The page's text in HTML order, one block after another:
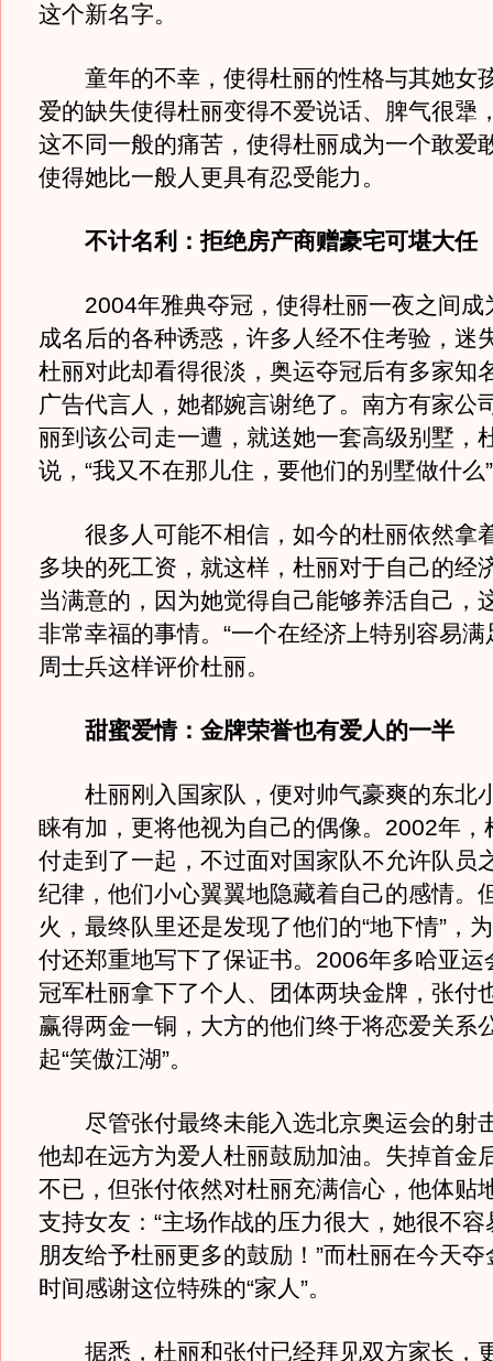
这个新名字。
童年的不幸，使得杜丽的性格与其她女
爱的缺失使得杜丽变得不爱说话、脾气很犟
这不同一般的痛苦，使得杜丽成为一个敢爱
使得她比一般人更具有忍受能力。
不计名利：拒绝房产商赠豪宅可堪大任
2004年雅典夺冠，使得杜丽一夜之间成
成名后的各种诱惑，许多人经不住考验，迷
杜丽对此却看得很淡，奥运夺冠后有多家知
广告代言人，她都婉言谢绝了。南方有家公
丽到该公司走一遭，就送她一套高级别墅，
说，“我又不在那儿住，要他们的别墅做什么
很多人可能不相信，如今的杜丽依然拿
多块的死工资，就这样，杜丽对于自己的经
当满意的，因为她觉得自己能够养活自己，
非常幸福的事情。“一个在经济上特别容易满
周士兵这样评价杜丽。
甜蜜爱情：金牌荣誉也有爱人的一半
杜丽刚入国家队，便对帅气豪爽的东北
睐有加，更将他视为自己的偶像。2002年，
付走到了一起，不过面对国家队不允许队员
纪律，他们小心翼翼地隐藏着自己的感情。
火，最终队里还是发现了他们的“地下情”，
付还郑重地写下了保证书。2006年多哈亚运
冠军杜丽拿下了个人、团体两块金牌，张付
赢得两金一铜，大方的他们终于将恋爱关系
起“笑傲江湖”。
尽管张付最终未能入选北京奥运会的射
他却在远方为爱人杜丽鼓励加油。失掉首金
不已，但张付依然对杜丽充满信心，他体贴
支持女友：“主场作战的压力很大，她很不
朋友给予杜丽更多的鼓励！”而杜丽在今天
时间感谢这位特殊的“家人”。
据悉，杜丽和张付已经拜见双方家长，